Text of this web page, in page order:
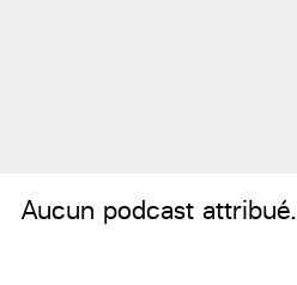
Aucun podcast attribué.